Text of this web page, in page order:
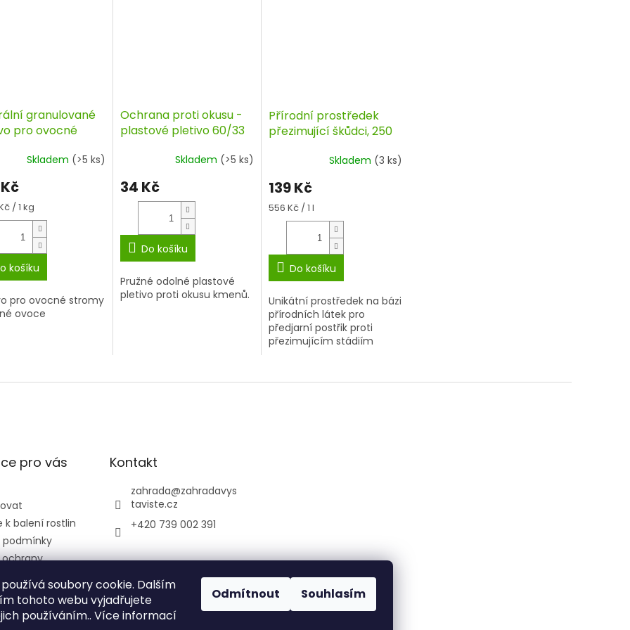
soubory cookie. Dalším
tohoto webu vyjadřujete
používáním.. Více informací
Odmítnout Souhlasím
granulované
pro ovocné
AGROSkladem (>5 ks)
/ 1 kg
košíku
pro ovocné stromy
ovoce
Ochrana proti okusu -
plastové pletivo 60/33
Skladem (>5 ks)
34 Kč
Do košíku
Pružné odolné plastové
pletivo proti okusu kmenů.
Přírodní prostředek
přezimující škůdci, 250
Skladem (3 ks)
139 Kč
Měrná
cena:
556 Kč / 1 l
Do košíku
Unikátní prostředek na bázi
přírodních látek pro
předjarní postřik proti
přezimujícím stádiím
pro vás
k balení rostlin
a
Kontakt
zahrada@zahradavys
taviste.cz
+420 739 002 391